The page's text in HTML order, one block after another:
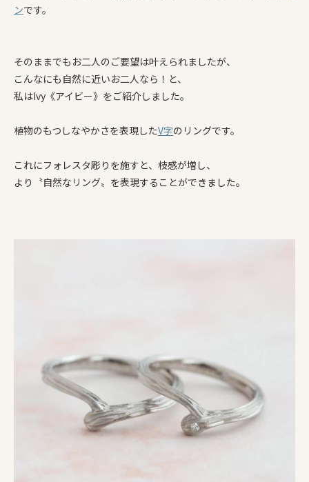
ンです。
そのままでもお二人のご要望は叶えられましたが、
こんなにも自然に近いお二人なら！と、
私はIvy《アイビー》をご紹介しました。
植物のもつしなやかさを表現したV字のリングです。
これにフォレスタ彫りを施すと、枝感が増し、
より〝自然なリング〟を表現することができました。